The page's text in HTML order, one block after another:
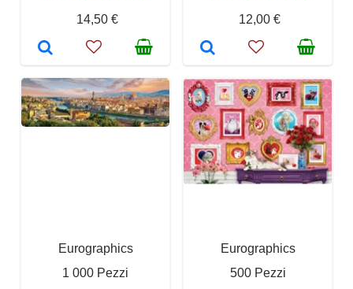
14,50 €
12,00 €
Eurographics
1 000 Pezzi
Eurographics
500 Pezzi